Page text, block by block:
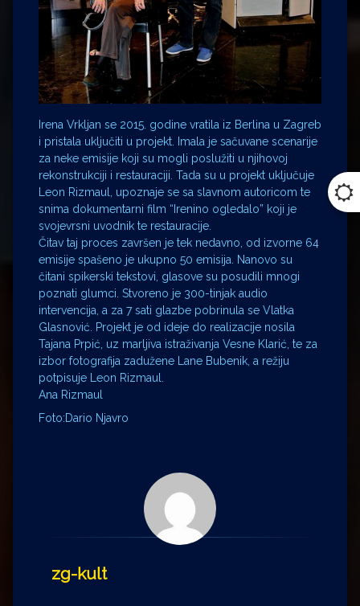
Irena Vrkljan se 2015. godine vratila iz Berlina u Zagreb
i pristala uključiti u projekt. Imala je sačuvane scenarije
za neke emisije koji su mogli poslužiti u njihovoj
rekonstrukciji i restauraciji. Tada su u projekt uključuje
Leon Rizmaul, upoznaje se sa slavnom autoricom te
snima dokumentarni film “Irenino ogledalo” koji je
svojevrsni uvodnik te restauracije.
Čitav taj proces završen je tek nedavno, od izvorne 64
emisije spašeno je ukupno 50 emisija. Nanovo su
čitani spikerski tekstovi, glasove su posudili mnogi
poznati glumci. Stvoreno je 300-tinjak audio
intervencija, a za 7 sati glazbe pobrinula se Vlatka
Glasnović. Projekt je od ideje do realizacije nosila
Tajana Prpić, uz marljiva istraživanja Vesne Klarić, te za
izbor fotografija zadužene Lane Bubenik, a režiju
potpisuje Leon Rizmaul.
Ana Rizmaul
Foto:Dario Njavro
zg-kult